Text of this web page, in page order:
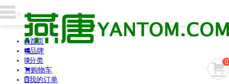
0
首页
品牌
分类
购物车
我的订单